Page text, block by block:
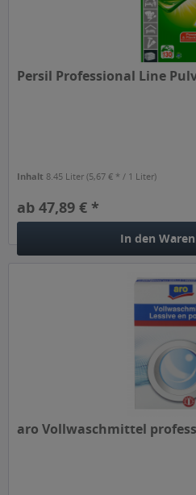
Persil Professional Line
Inhalt 8.45 Liter(5,67 € * / 1 Liter)
ab 47,89 € *
In den
aro Vollwaschmittel